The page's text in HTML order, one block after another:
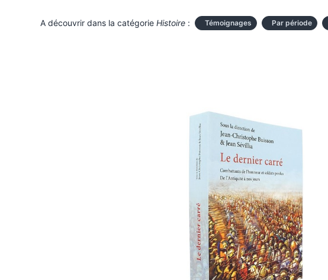
A découvrir dans la catégorie Histoire : Témoignages Par période